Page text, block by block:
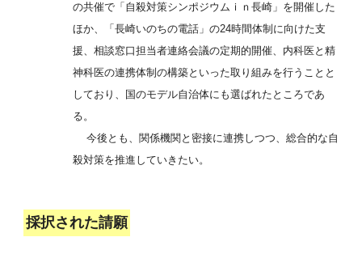
の共催で「自殺対策シンポジウムｉｎ長崎」を開催した
ほか、「長崎いのちの電話」の24時間体制に向けた支
援、相談窓口担当者連絡会議の定期的開催、内科医と精
神科医の連携体制の構築といった取り組みを行うことと
しており、国のモデル自治体にも選ばれたところであ
る。
今後とも、関係機関と密接に連携しつつ、総合的な自
殺対策を推進していきたい。
採択された請願